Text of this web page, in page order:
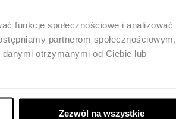
funkcje społecznościowe i analizować
partnerom społecznościowym,
otrzymanymi od Ciebie lub
Zezwól na wszystkie